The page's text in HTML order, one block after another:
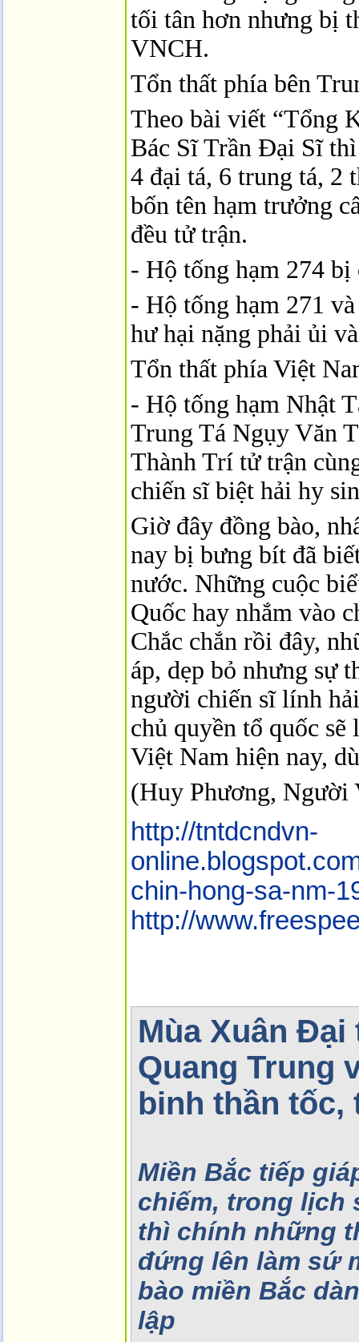
tối tân hơn nhưng bị
VNCH.
Tổn thất phía bên
Theo bài viết “Tổng
Bác Sĩ Trần Ðại Sĩ
4 đại tá, 6 trung tá, 2
bốn tên hạm trưởng
đều tử trận.
- Hộ tống hạm 274 bị
- Hộ tống hạm 271
hư hại nặng phải ủi
Tổn thất phía Việt
- Hộ tống hạm Nhật
Trung Tá Ngụy Văn
Thành Trí tử trận
chiến sĩ biệt hải hy
Giờ đây đồng bào,
nay bị bưng bít đã
nước. Những cuộc
Quốc hay nhắm vào
Chắc chắn rồi đây,
áp, dẹp bỏ nhưng sự
người chiến sĩ lính
chủ quyền tổ quốc
Việt Nam hiện nay,
(Huy Phương, Người
http://tntdcndvn-
chin-hong-sa-nm-
http://
Mùa Xuân Đại
Quang Trung
binh thần tốc,
Miền Bắc tiếp
chiếm, trong lịch
thì chính những
đứng lên làm sứ
bào miền Bắc
lập